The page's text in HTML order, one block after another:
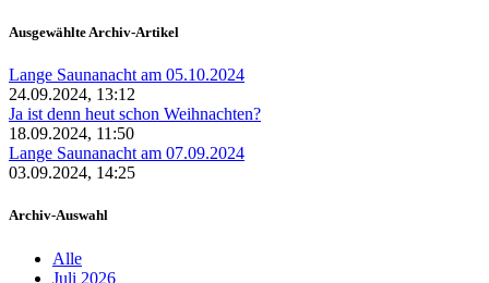
Ausgewählte Archiv-Artikel
Lange Saunanacht am 05.10.2024
24.09.2024, 13:12
Ja ist denn heut schon Weihnachten?
18.09.2024, 11:50
Lange Saunanacht am 07.09.2024
03.09.2024, 14:25
Archiv-Auswahl
Alle
Juli 2026